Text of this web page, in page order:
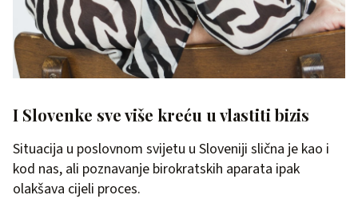
I Slovenke sve više kreću u vlastiti bizis
Situacija u poslovnom svijetu u Sloveniji slična je kao i
kod nas, ali poznavanje birokratskih aparata ipak
olakšava cijeli proces.